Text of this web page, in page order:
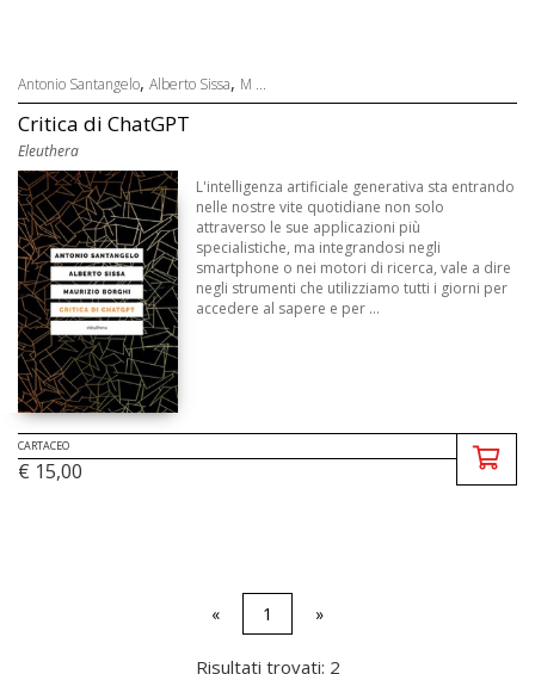
Antonio Santangelo, Alberto Sissa, M ...
Critica di ChatGPT
Eleuthera
L'intelligenza artificiale generativa sta entrando
nelle nostre vite quotidiane non solo
attraverso le sue applicazioni più
specialistiche, ma integrandosi negli
smartphone o nei motori di ricerca, vale a dire
negli strumenti che utilizziamo tutti i giorni per
accedere al sapere e per ...
CARTACEO
€ 15,00
« 1 »
Risultati trovati: 2